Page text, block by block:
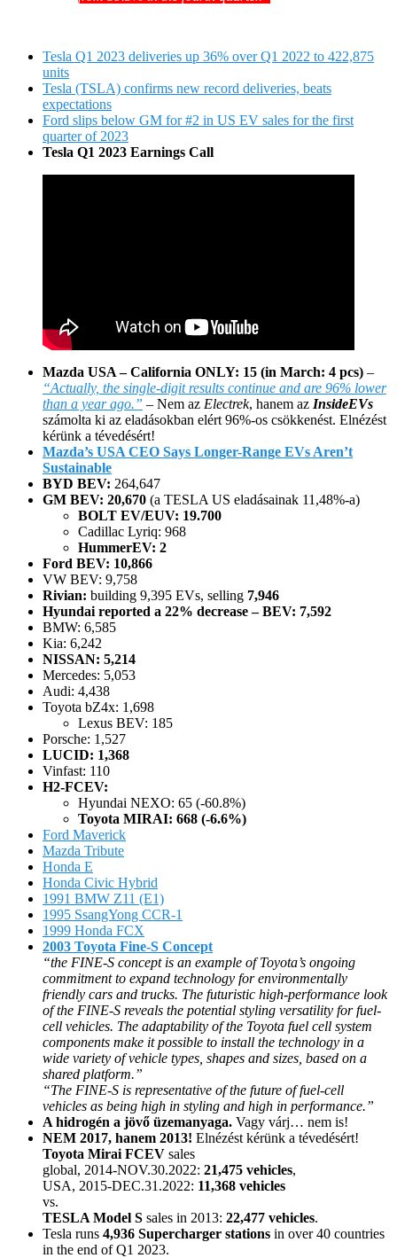
Tesla Q1 2023 deliveries up 36% over Q1 2022 to 422,875
units
Tesla (TSLA) confirms new record deliveries, beats
expectations
Ford slips below GM for #2 in US EV sales for the first
quarter of 2023
Tesla Q1 2023 Earnings Call
Mazda USA – California ONLY: 15 (in March: 4 pcs) –
“Actually, the single-digit results continue and are 96% lower
than a year ago.” – Nem az Electrek, hanem az InsideEVs
számolta ki az eladásokban elért 96%-os csökkenést. Elnézést
kérünk a tévedésért!
Mazda’s USA CEO Says Longer-Range EVs Aren’t
Sustainable
BYD BEV: 264,647
GM BEV: 20,670 (a TESLA US eladásainak 11,48%-a)
BOLT EV/EUV: 19.700
Cadillac Lyriq: 968
HummerEV: 2
Ford BEV: 10,866
VW BEV: 9,758
Rivian: building 9,395 EVs, selling 7,946
Hyundai reported a 22% decrease – BEV: 7,592
BMW: 6,585
Kia: 6,242
NISSAN: 5,214
Mercedes: 5,053
Audi: 4,438
Toyota bZ4x: 1,698
Lexus BEV: 185
Porsche: 1,527
LUCID: 1,368
Vinfast: 110
H2-FCEV:
Hyundai NEXO: 65 (-60.8%)
Toyota MIRAI: 668 (-6.6%)
Ford Maverick
Mazda Tribute
Honda E
Honda Civic Hybrid
1991 BMW Z11 (E1)
1995 SsangYong CCR-1
1999 Honda FCX
2003 Toyota Fine-S Concept
“the FINE-S concept is an example of Toyota’s ongoing
commitment to expand technology for environmentally
friendly cars and trucks. The futuristic high-performance look
of the FINE-S reveals the potential styling versatility for fuel-
cell vehicles. The adaptability of the Toyota fuel cell system
components make it possible to install the technology in a
wide variety of vehicle types, shapes and sizes, based on a
shared platform.”
“The FINE-S is representative of the future of fuel-cell
vehicles as being high in styling and high in performance.”
A hidrogén a jövő üzemanyaga. Vagy várj… nem is!
NEM 2017, hanem 2013! Elnézést kérünk a tévedésért!
Toyota Mirai FCEV sales
global, 2014-NOV.30.2022: 21,475 vehicles,
USA, 2015-DEC.31.2022: 11,368 vehicles
vs.
TESLA Model S sales in 2013: 22,477 vehicles.
Tesla runs 4,936 Supercharger stations in over 40 countries
in the end of Q1 2023.